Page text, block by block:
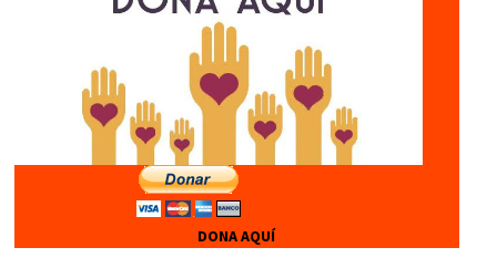
DONA AQUÍ